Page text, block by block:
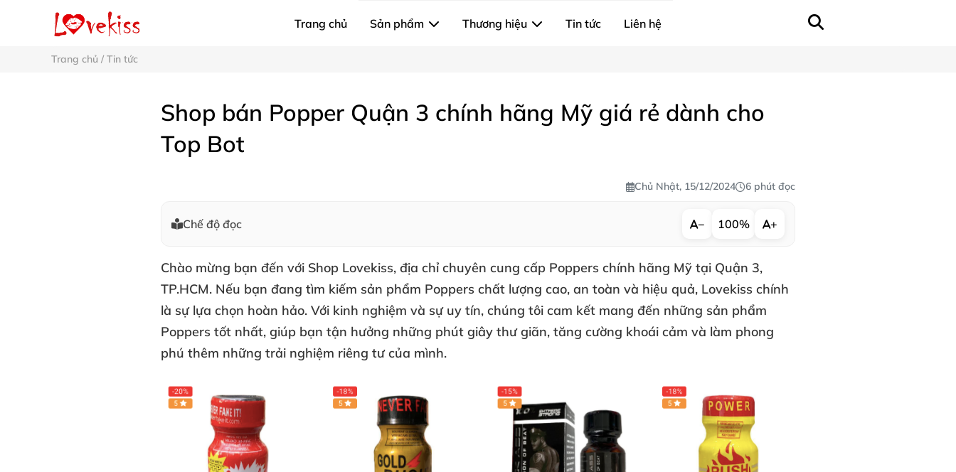
Trang chủ Sản phẩm Thương hiệu Tin tức Liên hệ
Trang chủ / Tin tức
Shop bán Popper Quận 3 chính hãng Mỹ giá rẻ dành cho
Top Bot
Chủ Nhật, 15/12/2024 6 phút đọc
Chế độ đọc − 100% +
Chào mừng bạn đến với Shop Lovekiss, địa chỉ chuyên cung cấp Poppers chính hãng Mỹtại Quận 3,
TP.HCM. Nếu bạn đang tìm kiếm sản phẩm Poppers chất lượng cao, an toàn và hiệu quả, Lovekiss chính
là sự lựa chọn hoàn hảo. Với kinh nghiệm và sự uy tín, chúng tôi cam kết mang đến những sản phẩm
Poppers tốt nhất, giúp bạn tận hưởng những phút giây thư giãn, tăng cường khoái cảm và làm phong
phú thêm những trải nghiệm riêng tư của mình.